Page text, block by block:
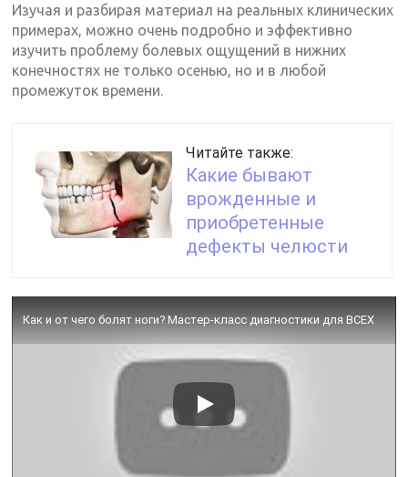
Изучая и разбирая материал на реальных клинических
примерах, можно очень подробно и эффективно
изучить проблему болевых ощущений в нижних
конечностях не только осенью, но и в любой
промежуток времени.
Читайте также:
Какие бывают
врожденные и
приобретенные
дефекты челюсти
Как и от чего болят ноги? Мастер-класс диагностики для ВСЕХ